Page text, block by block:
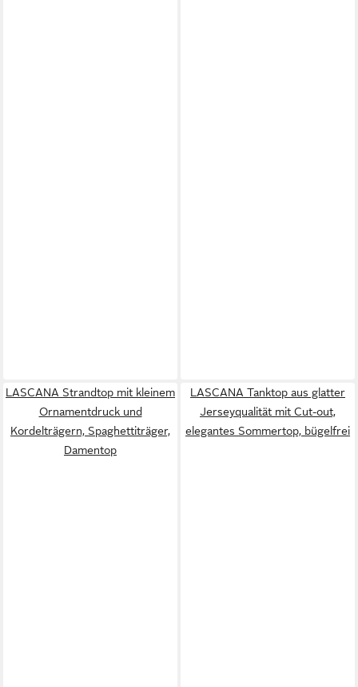
LASCANA Strandtop mit kleinem
Ornamentdruck und
Kordelträgern, Spaghettiträger,
Damentop
LASCANA Tanktop aus glatter
Jerseyqualität mit Cut-out,
elegantes Sommertop, bügelfrei